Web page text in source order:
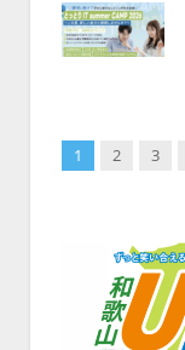
1 2 3